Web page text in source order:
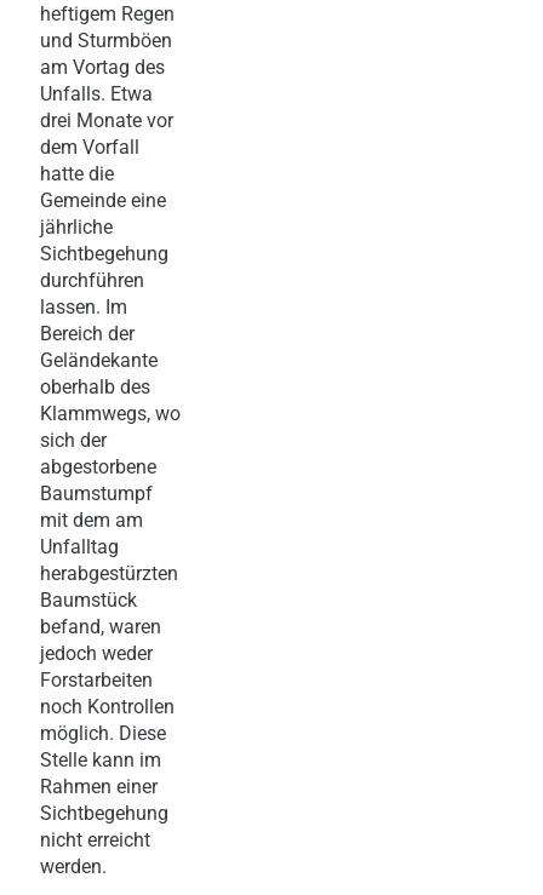
heftigem Regen
und Sturmböen
am Vortag des
Unfalls. Etwa
drei Monate vor
dem Vorfall
hatte die
Gemeinde eine
jährliche
Sichtbegehung
durchführen
lassen. Im
Bereich der
Geländekante
oberhalb des
Klammwegs, wo
sich der
abgestorbene
Baumstumpf
mit dem am
Unfalltag
herabgestürzten
Baumstück
befand, waren
jedoch weder
Forstarbeiten
noch Kontrollen
möglich. Diese
Stelle kann im
Rahmen einer
Sichtbegehung
nicht erreicht
werden.